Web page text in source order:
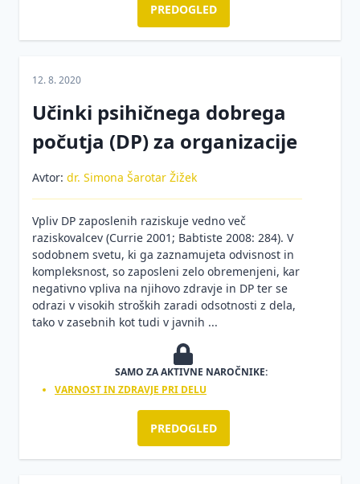
kemikalije
Nezgode
Ocena
tveganja
Požarna
Promocija
zdravja
Varnost in
zdravje na
gradbiščih
PREDOGLED
12. 8. 2020
Učinki psihičnega dobrega
počutja (DP) za organizacije
Avtor: dr. Simona Šarotar Žižek
Vpliv DP zaposlenih raziskuje vedno več
raziskovalcev (Currie 2001; Babtiste 2008: 284). V
sodobnem svetu, ki ga zaznamujeta odvisnost in
kompleksnost, so zaposleni zelo obremenjeni, kar
negativno vpliva na njihovo zdravje in DP ter se
odrazi v visokih stroških zaradi odsotnosti z dela,
tako v zasebnih kot tudi v javnih ...
SAMO ZA AKTIVNE NAROČNIKE:
VARNOST IN ZDRAVJE PRI DELU
PREDOGLED